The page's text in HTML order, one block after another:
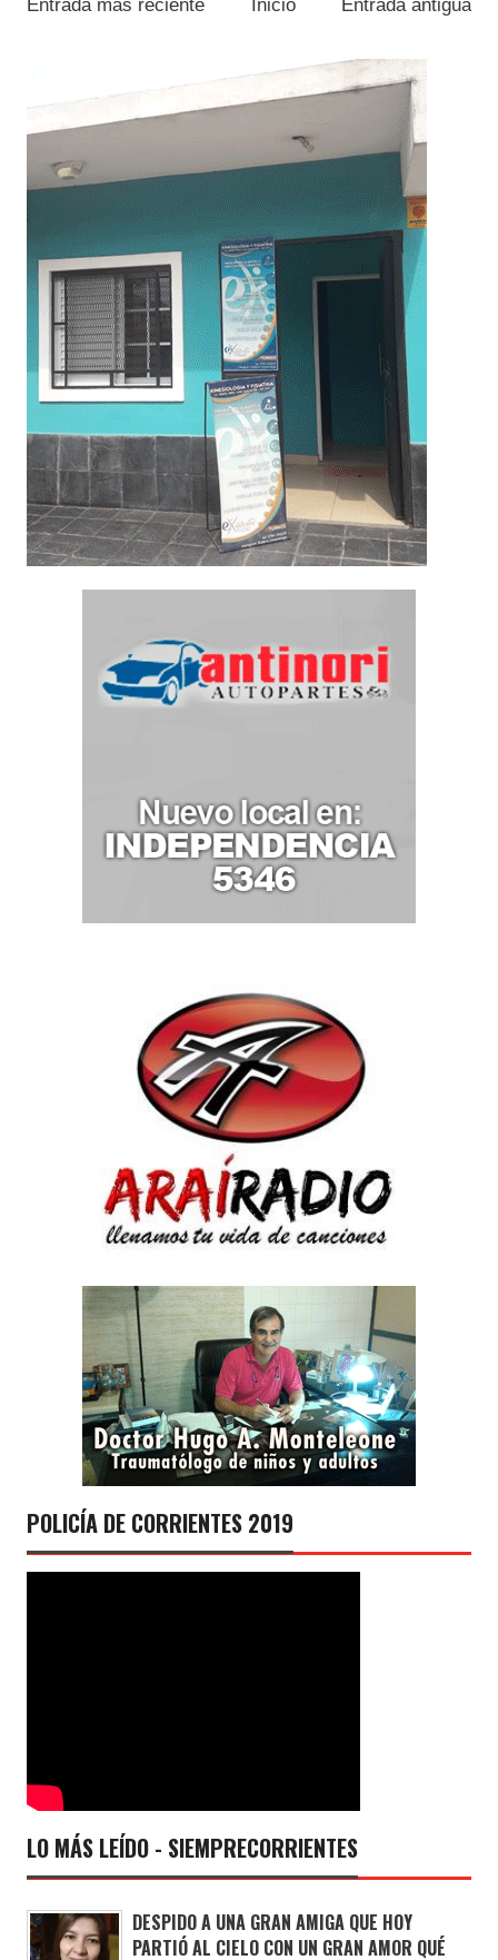
Entrada más reciente Entrada antigua
Inicio
POLICÍA DE CORRIENTES 2019
LO MÁS LEÍDO - SIEMPRECORRIENTES
DESPIDO A UNA GRAN AMIGA QUE HOY
PARTIÓ AL CIELO CON UN GRAN AMOR QUÉ